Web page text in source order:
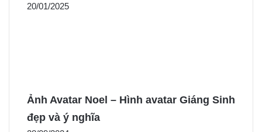
20/01/2025
Ảnh Avatar Noel – Hình avatar Giáng Sinh
đẹp và ý nghĩa